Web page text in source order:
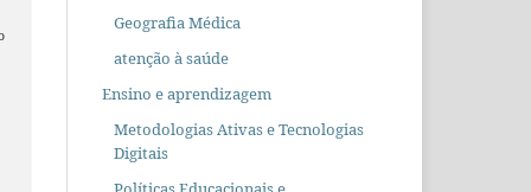
Geografia Médica
atenção à saúde
Ensino e aprendizagem
Metodologias Ativas e Tecnologias
Digitais